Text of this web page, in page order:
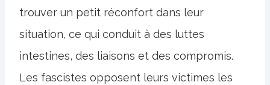
trouver un petit réconfort dans leur
situation, ce qui conduit à des luttes
intestines, des liaisons et des compromis.
Les fascistes opposent leurs victimes les